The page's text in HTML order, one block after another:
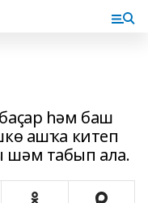
һәм баш
ашҡа китеп
шәм табып ала.